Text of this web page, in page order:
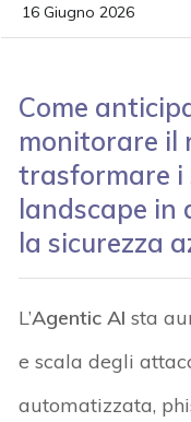
16 Giugno 2026
Come
monitorare il
trasformare i
landscape in
la sicurezza
L’Agentic AI sta
e scala degli
automatizzata,